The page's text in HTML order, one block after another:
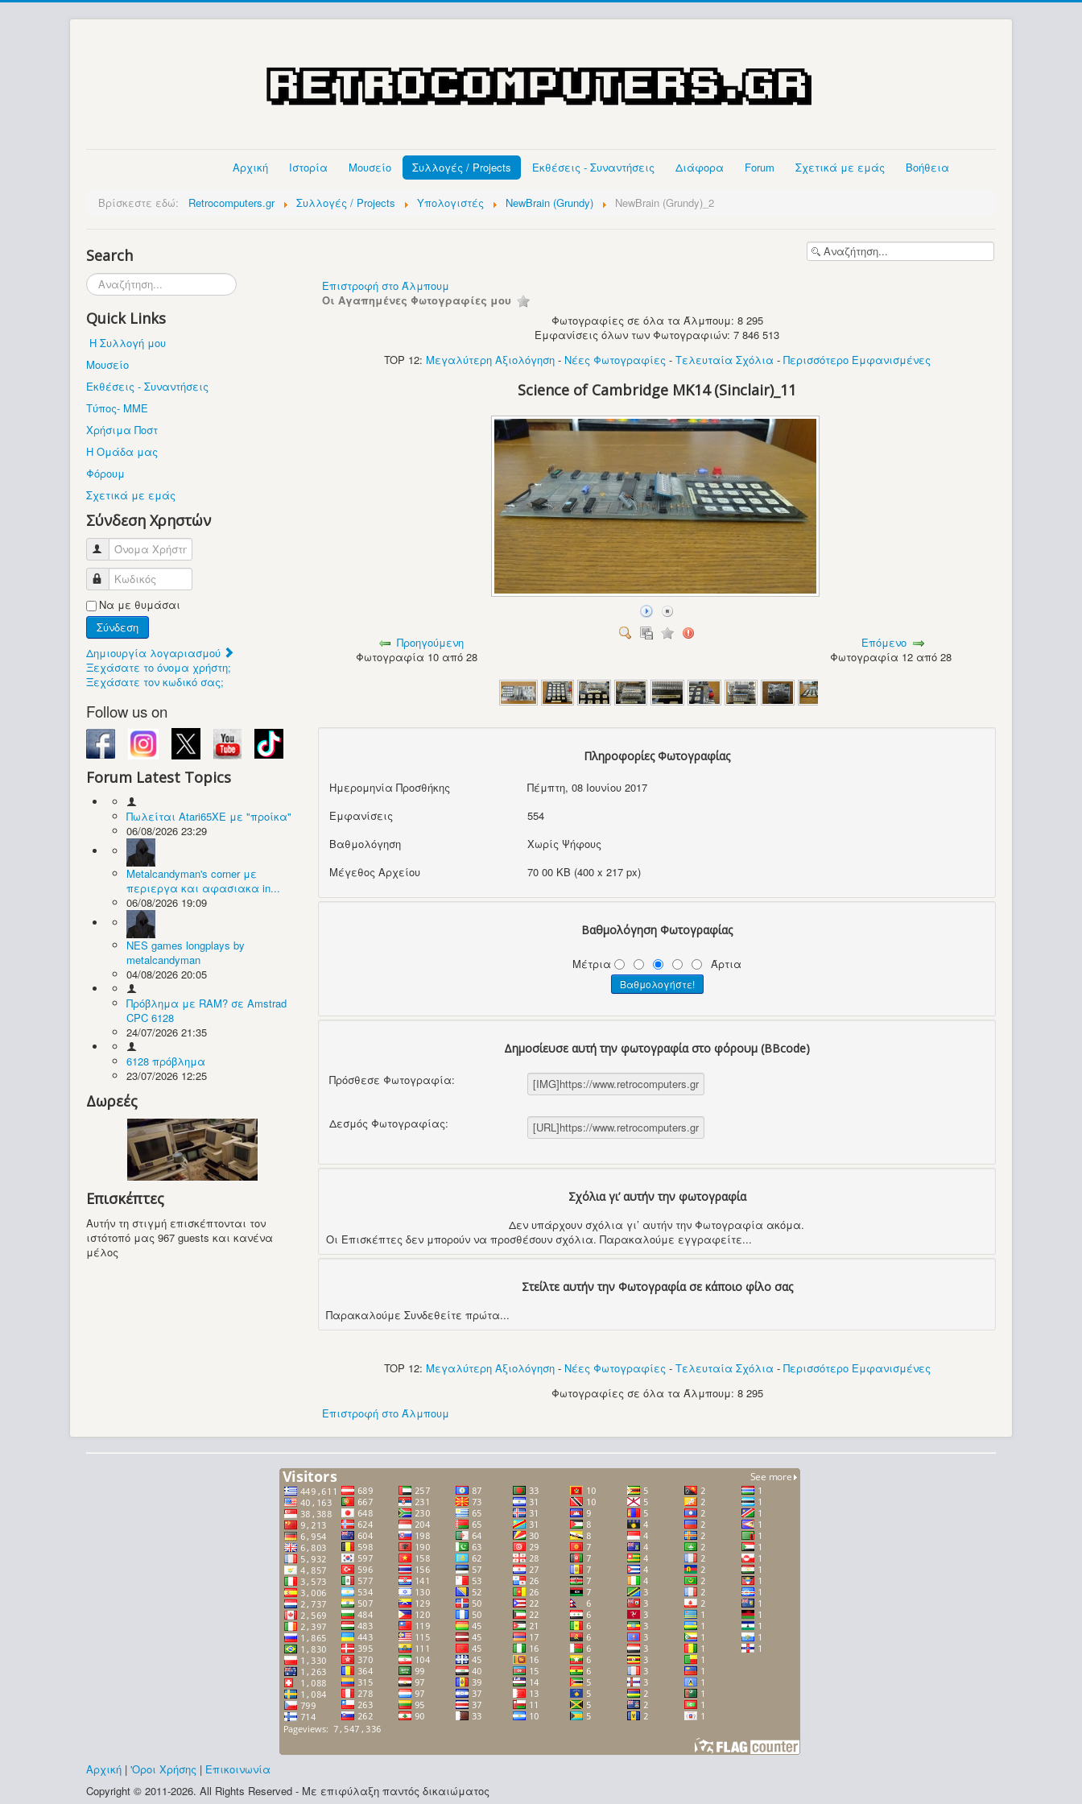
Αρχική Ιστορία Μουσείο Συλλογές / Projects Εκθέσεις - Συναντήσεις Διάφορα Forum Σχετικά με εμάς Βοήθεια
Βρίσκεστε εδώ: Retrocomputers.gr Συλλογές / Projects Υπολογιστές NewBrain (Grundy) NewBrain (Grundy)_2
Search
Αναζήτηση...
Quick Links
Η Συλλογή μου
Μουσείο
Εκθέσεις - Συναντήσεις
Τύπος- ΜΜΕ
Χρήσιμα Ποστ
Η Ομάδα μας
Φόρουμ
Σχετικά με εμάς
Σύνδεση Χρηστών
Όνομα Χρήστη
Κωδικός
Να με θυμάσαι
Σύνδεση
Δημιουργία λογαριασμού
Ξεχάσατε το όνομα χρήστη;
Ξεχάσατε τον κωδικό σας;
Follow us on
Forum Latest Topics
Πωλείται Atari65XE με "προίκα"
06/08/2026 23:29
Metalcandyman's corner με
περιεργα και αφασιακα in...
06/08/2026 19:09
NES games longplays by
metalcandyman
04/08/2026 20:05
Πρόβλημα με RAM? σε Amstrad
CPC 6128
24/07/2026 21:35
6128 πρόβλημα
23/07/2026 12:25
Δωρεές
Επισκέπτες
Αυτήν τη στιγμή επισκέπτονται τον
ιστότοπό μας 967 guests και κανένα
μέλος
Επιστροφή στο Άλμπουμ
Οι Αγαπημένες Φωτογραφίες μου
Φωτογραφίες σε όλα τα Άλμπουμ: 8 295
Εμφανίσεις όλων των Φωτογραφιών: 7 846 513
TOP 12: Μεγαλύτερη Αξιολόγηση- Νέες Φωτογραφίες - Τελευταία Σχόλια - Περισσότερο Εμφανισμένες
Science of Cambridge MK14 (Sinclair)_11
Προηγούμενη
Φωτογραφία 10 από 28
Επόμενο
Φωτογραφία 12 από 28
Πληροφορίες Φωτογραφίας
Ημερομηνία Προσθήκης
Πέμπτη, 08 Ιουνίου 2017
Εμφανίσεις
554
Βαθμολόγηση
Χωρίς Ψήφους
Μέγεθος Αρχείου
70 00 KB (400 x 217 px)
Βαθμολόγηση Φωτογραφίας
Μέτρια Άρτια
Δημοσίευσε αυτή την φωτογραφία στο φόρουμ (BBcode)
Πρόσθεσε Φωτογραφία:
Δεσμός Φωτογραφίας:
Σχόλια γι’ αυτήν την φωτογραφία
Δεν υπάρχουν σχόλια γι’ αυτήν την Φωτογραφία ακόμα.
Οι Επισκέπτες δεν μπορούν να προσθέσουν σχόλια. Παρακαλούμε εγγραφείτε...
Στείλτε αυτήν την Φωτογραφία σε κάποιο φίλο σας
Παρακαλούμε Συνδεθείτε πρώτα...
TOP 12: Μεγαλύτερη Αξιολόγηση- Νέες Φωτογραφίες - Τελευταία Σχόλια - Περισσότερο Εμφανισμένες
Φωτογραφίες σε όλα τα Άλμπουμ: 8 295
Επιστροφή στο Άλμπουμ
Αρχική | 'Οροι Χρήσης | Επικοινωνία
Copyright © 2011-2026. All Rights Reserved - Με επιφύλαξη παντός δικαιώματος